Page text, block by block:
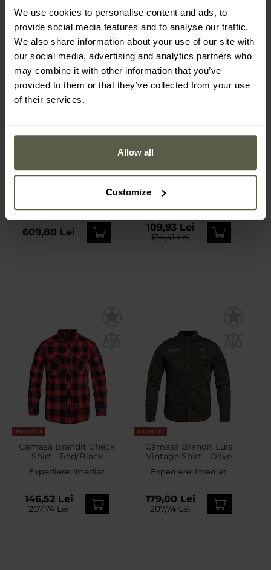
We use cookies to personalise content and ads, to
provide social media features and to analyse our traffic.
We also share information about your use of our site with
our social media, advertising and analytics partners who
may combine it with other information that you’ve
provided to them or that they’ve collected from your use
of their services.
Allow all
Customize
Cămașă tactică UF PRO
609,80 Lei
Cămașă tactică Mil-Tec
Expediere:
109,93 Lei
134,41 Lei
PROMOTII
Cămașă Brandit Check
Shirt - Red/Black
Expediere: Imediat
146,52 Lei
207,74 Lei
PROMOTII
Cămașă Brandit Luis
Vintage Shirt - Olive
Expediere: Imediat
179,00 Lei
207,74 Lei